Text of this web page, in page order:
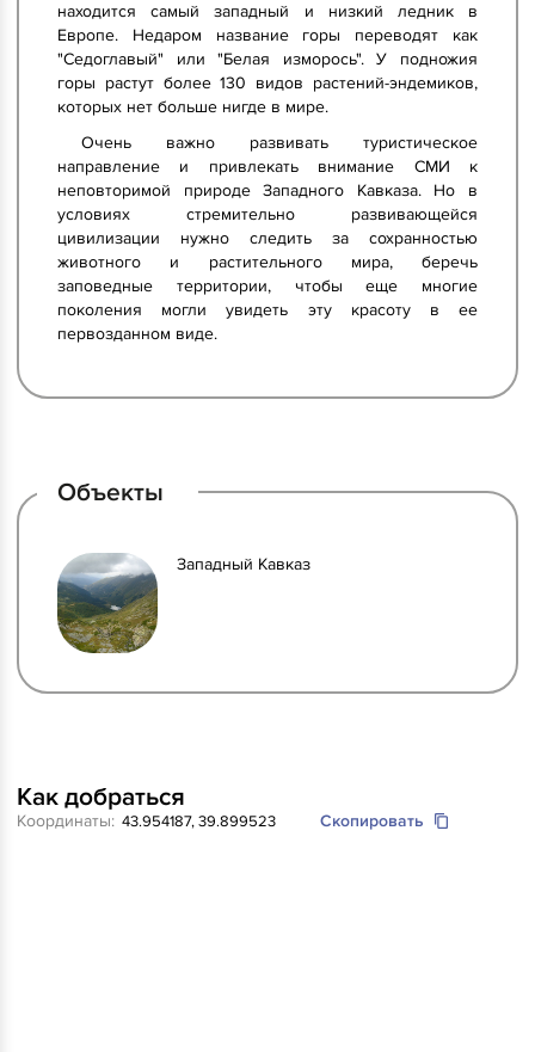
находится самый западный и низкий ледник в
Европе. Недаром название горы переводят как
"Седоглавый" или "Белая изморось". У подножия
горы растут более 130 видов растений-эндемиков,
которых нет больше нигде в мире.
Очень важно развивать туристическое
направление и привлекать внимание СМИ к
неповторимой природе Западного Кавказа. Но в
условиях стремительно развивающейся
цивилизации нужно следить за сохранностью
животного и растительного мира, беречь
заповедные территории, чтобы еще многие
поколения могли увидеть эту красоту в ее
первозданном виде.
Объекты
Западный Кавказ
Координаты: Скопировать
Как добраться